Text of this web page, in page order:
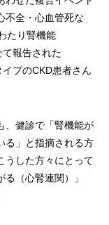
不全・心血管死な
たり腎機能
て報告された
プのCKD患者さん
、健診で「腎機能が
る」と指摘される方
うした方々にとって
（心腎連関）」